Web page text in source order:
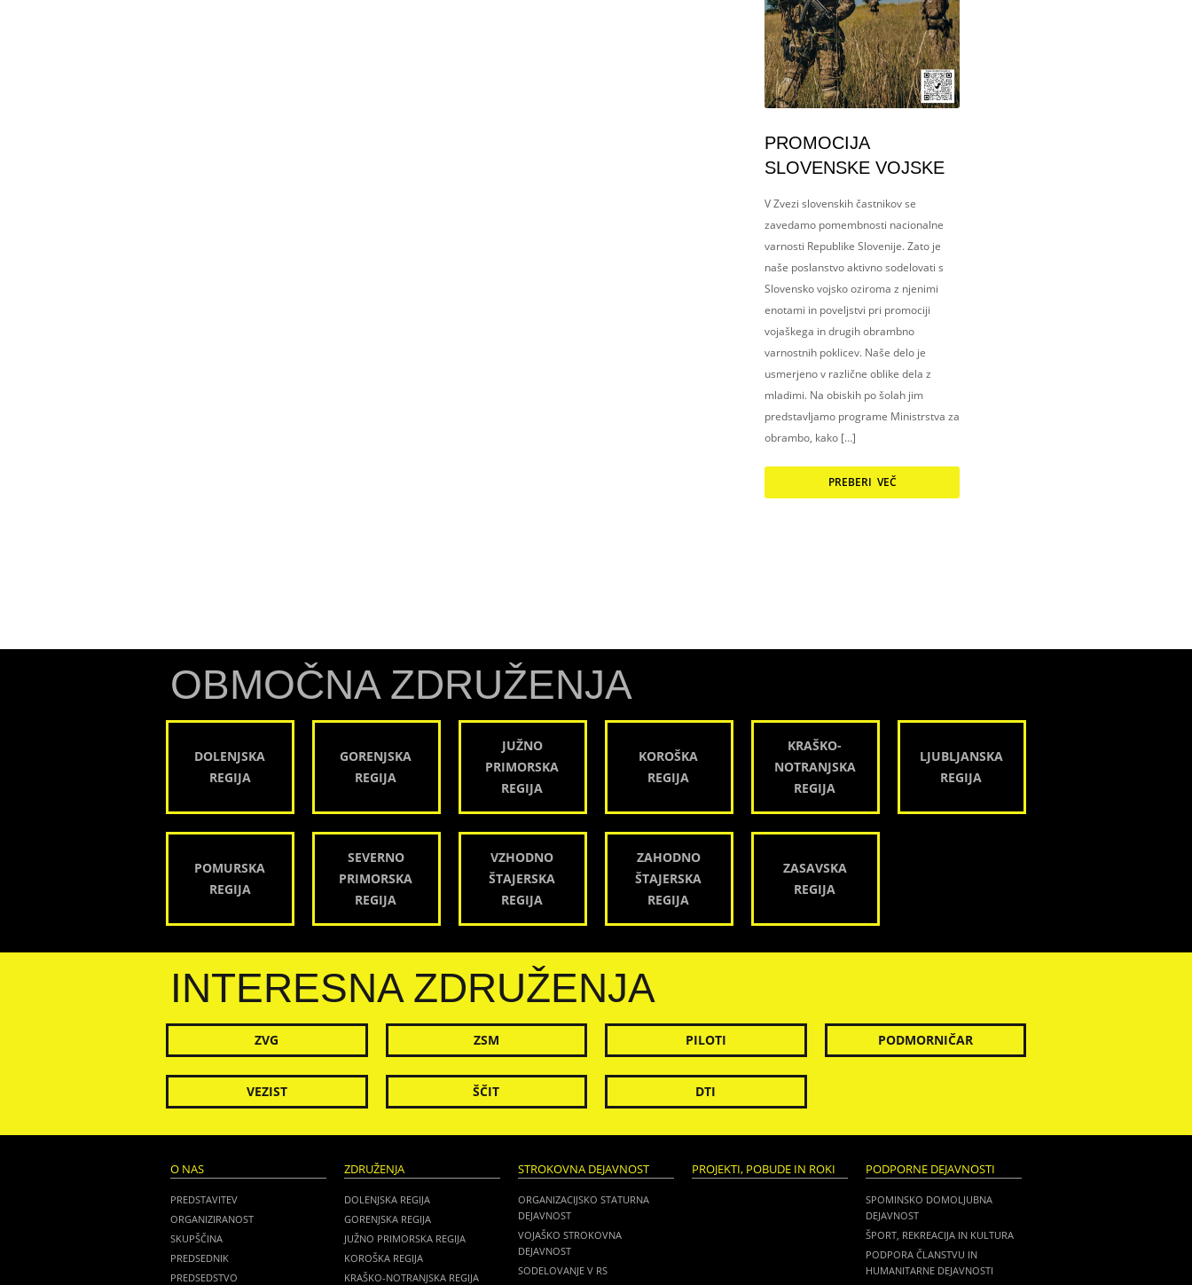
PROMOCIJA
SLOVENSKE VOJSKE
V Zvezi slovenskih častnikov se
zavedamo pomembnosti nacionalne
varnosti Republike Slovenije. Zato je
naše poslanstvo aktivno sodelovati s
Slovensko vojsko oziroma z njenimi
enotami in poveljstvi pri promociji
vojaškega in drugih obrambno
varnostnih poklicev. Naše delo je
usmerjeno v različne oblike dela z
mladimi. Na obiskih po šolah jim
predstavljamo programe Ministrstva za
obrambo, kako […]
PREBERI VEČ
OBMOČNA ZDRUŽENJA
DOLENJSKA
REGIJA
GORENJSKA
REGIJA
JUŽNO
PRIMORSKA
REGIJA
KOROŠKA
REGIJA
KRAŠKO-
NOTRANJSKA
REGIJA
LJUBLJANSKA
REGIJA
POMURSKA
REGIJA
SEVERNO
PRIMORSKA
REGIJA
VZHODNO
ŠTAJERSKA
REGIJA
ZAHODNO
ŠTAJERSKA
REGIJA
ZASAVSKA
REGIJA
INTERESNA ZDRUŽENJA
ZVG ZSM PILOTI PODMORNIČAR
VEZIST ŠČIT DTI
O NAS
PREDSTAVITEV
ORGANIZIRANOST
SKUPŠČINA
PREDSEDNIK
PREDSEDSTVO
ZDRUŽENJA
DOLENJSKA REGIJA
GORENJSKA REGIJA
JUŽNO PRIMORSKA REGIJA
KOROŠKA REGIJA
KRAŠKO-NOTRANJSKA REGIJA
STROKOVNA DEJAVNOST
ORGANIZACIJSKO STATURNA
DEJAVNOST
VOJAŠKO STROKOVNA
DEJAVNOST
SODELOVANJE V RS
PROJEKTI, POBUDE IN ROKI PODPORNE DEJAVNOSTI
SPOMINSKO DOMOLJUBNA
DEJAVNOST
ŠPORT, REKREACIJA IN KULTURA
PODPORA ČLANSTVU IN
HUMANITARNE DEJAVNOSTI